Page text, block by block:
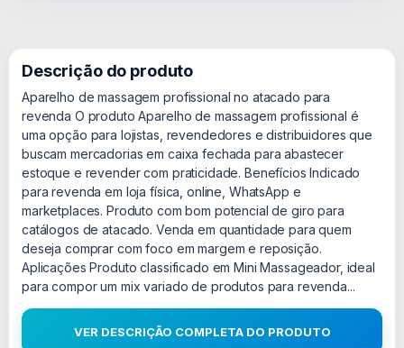
Descrição do produto
Aparelho de massagem profissional no atacado para
revenda O produto Aparelho de massagem profissional é
uma opção para lojistas, revendedores e distribuidores que
buscam mercadorias em caixa fechada para abastecer
estoque e revender com praticidade. Benefícios Indicado
para revenda em loja física, online, WhatsApp e
marketplaces. Produto com bom potencial de giro para
catálogos de atacado. Venda em quantidade para quem
deseja comprar com foco em margem e reposição.
Aplicações Produto classificado em Mini Massageador, ideal
para compor um mix variado de produtos para revenda...
VER DESCRIÇÃO COMPLETA DO PRODUTO